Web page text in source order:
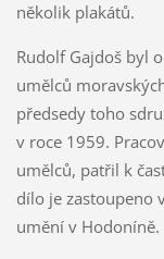
několik plakátů.
Rudolf Gajdoš byl
umělců
předsedy toho
v roce 1959.
umělců, patřil k
dílo je zastoupeno
umění v Hodoníně.